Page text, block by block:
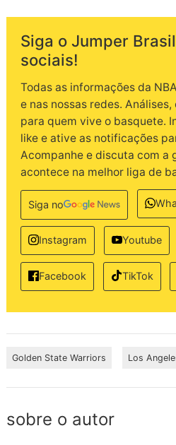
Siga o Jumper
sociais!
Todas as informações da
e nas nossas redes.
para quem vive o basquete.
like e ative as notificações
Acompanhe e discuta com a
acontece na melhor liga de
Siga no
Instagram Youtube
Facebook TikTok
Golden State Warriors Los
sobre o autor